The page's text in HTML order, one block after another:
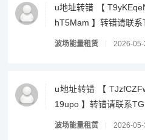
u地址转错 【
hT5Mam 】转错请联系
波场能量租赁 2026-
u地址转错 【
19upo 】转错请联系
波场能量租赁 2026-